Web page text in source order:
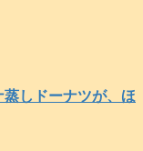
しドーナツが、ほ